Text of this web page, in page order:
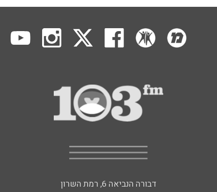
דבורה הנביאה 6, רמת השרון